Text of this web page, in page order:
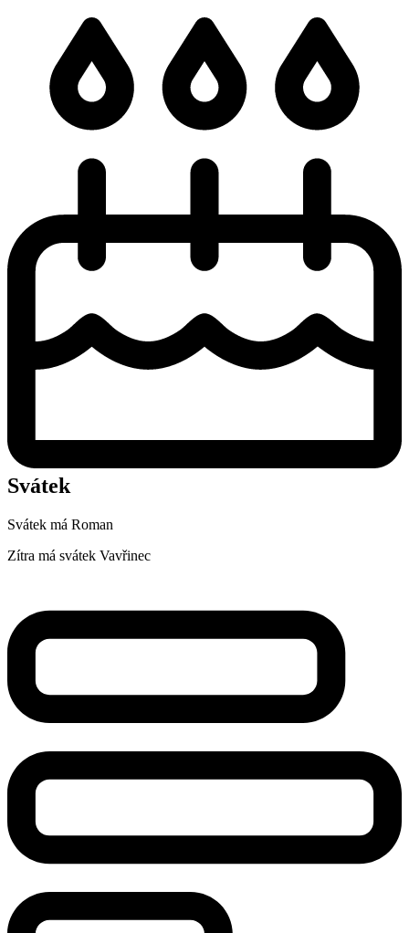
Svátek
Svátek má Roman
Zítra má svátek Vavřinec